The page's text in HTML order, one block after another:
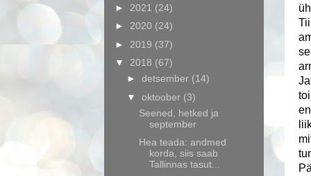
► 2021 (24)
► 2020 (24)
► 2019 (37)
▼ 2018 (67)
► detsember (14)
▼ oktoober (3)
Seened, hetked ja
september
Hea teada: andmed
korda, siis saab
Tallinnas tasut...